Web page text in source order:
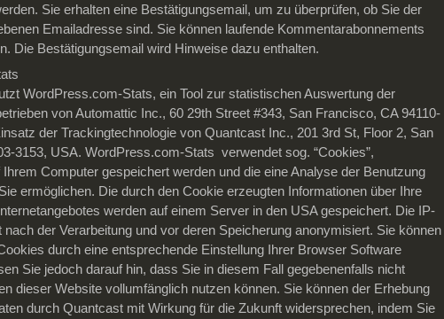
Sie erhalten eine Bestätigungsemail, um zu überprüfen, ob Sie der
Emailadresse sind. Sie können laufende Kommentarabonnements
Die Bestätigungsemail wird Hinweise dazu enthalten.
WordPress.com-Stats, ein Tool zur statistischen Auswertung der
von Automattic Inc., 60 29th Street #343, San Francisco, CA 94110-
der Trackingtechnologie von Quantcast Inc., 201 3rd St, Floor 2, San
3153, USA. WordPress.com-Stats verwendet sog. “Cookies”,
Ihrem Computer gespeichert werden und die eine Analyse der Benutzung
ermöglichen. Die durch den Cookie erzeugten Informationen über Ihre
werden auf einem Server in den USA gespeichert. Die IP-
der Verarbeitung und vor deren Speicherung anonymisiert. Sie können
durch eine entsprechende Einstellung Ihrer Browser Software
Sie jedoch darauf hin, dass Sie in diesem Fall gegebenenfalls nicht
dieser Website vollumfänglich nutzen können. Sie können der Erhebung
durch Quantcast mit Wirkung für die Zukunft widersprechen, indem Sie